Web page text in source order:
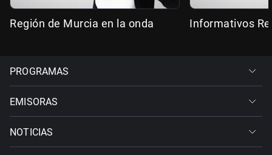
Región de Murcia en la onda Informativos
PROGRAMAS
EMISORAS
NOTICIAS